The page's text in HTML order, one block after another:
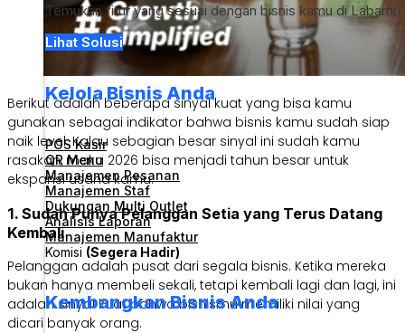
Temukan fitur yang sesuai dengan bisnis kamu di Labamu
Lihat Solusi
Kelola Bisnis Anda
POS Kasir
QR Menu
Manajemen Pesanan
Manajemen Staf
Dukungan Multi Outlet
Analisis Laporan
Manajemen Manufaktur
Komisi (Segera Hadir)
Kembangkan Bisnis Anda
Berikut adalah beberapa sinyal kuat yang bisa kamu
gunakan sebagai indikator bahwa bisnis kamu sudah siap
naik level. Kalau sebagian besar sinyal ini sudah kamu
rasakan, maka 2026 bisa menjadi tahun besar untuk
ekspansi usaha kamu.
1. Sudah Punya Pelanggan Setia yang Terus Datang
Kembali
Pelanggan adalah pusat dari segala bisnis. Ketika mereka
bukan hanya membeli sekali, tetapi kembali lagi dan lagi, ini
adalah sinyal kuat bahwa bisnismu memiliki nilai yang
dicari banyak orang.